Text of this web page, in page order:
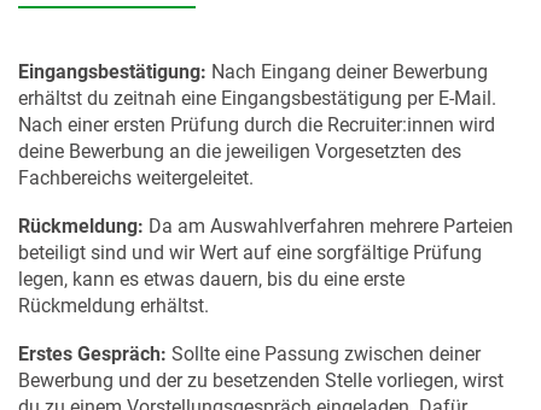
Eingangsbestätigung: Nach Eingang deiner Bewerbung
erhältst du zeitnah eine Eingangsbestätigung per E-Mail.
Nach einer ersten Prüfung durch die Recruiter:innen wird
deine Bewerbung an die jeweiligen Vorgesetzten des
Fachbereichs weitergeleitet.
Rückmeldung: Da am Auswahlverfahren mehrere Parteien
beteiligt sind und wir Wert auf eine sorgfältige Prüfung
legen, kann es etwas dauern, bis du eine erste
Rückmeldung erhältst.
Erstes Gespräch: Sollte eine Passung zwischen deiner
Bewerbung und der zu besetzenden Stelle vorliegen, wirst